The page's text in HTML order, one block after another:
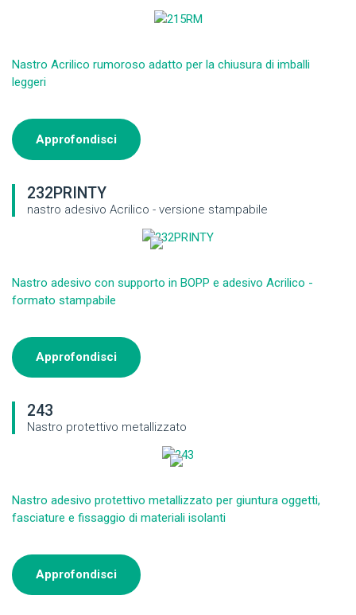
Nastro Acrilico rumoroso adatto per la chiusura di imballi
leggeri
Approfondisci
232PRINTY
nastro adesivo Acrilico - versione stampabile
Nastro adesivo con supporto in BOPP e adesivo Acrilico -
formato stampabile
Approfondisci
243
Nastro protettivo metallizzato
Nastro adesivo protettivo metallizzato per giuntura oggetti,
fasciature e fissaggio di materiali isolanti
Approfondisci